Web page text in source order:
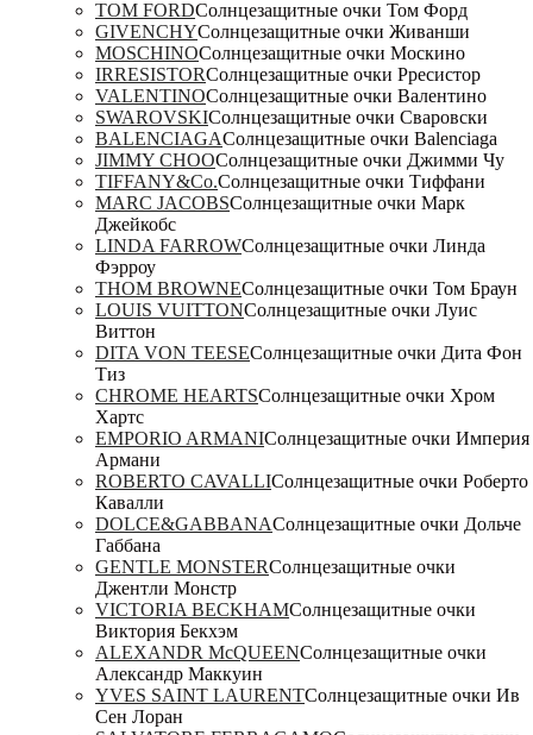
TOM FORDСолнцезащитные очки Том Форд
GIVENCHYСолнцезащитные очки Живанши
MOSCHINOСолнцезащитные очки Москино
IRRESISTORСолнцезащитные очки Рресистор
VALENTINOСолнцезащитные очки Валентино
SWAROVSKIСолнцезащитные очки Сваровски
BALENCIAGAСолнцезащитные очки Balenciaga
JIMMY CHOOСолнцезащитные очки Джимми Чу
TIFFANY&Co.Солнцезащитные очки Тиффани
MARC JACOBSСолнцезащитные очки Марк
Джейкобс
LINDA FARROWСолнцезащитные очки Линда
Фэрроу
THOM BROWNEСолнцезащитные очки Том Браун
LOUIS VUITTONСолнцезащитные очки Луис
Виттон
DITA VON TEESEСолнцезащитные очки Дита Фон
Тиз
CHROME HEARTSСолнцезащитные очки Хром
Хартс
EMPORIO ARMANIСолнцезащитные очки Империя
Армани
ROBERTO CAVALLIСолнцезащитные очки Роберто
Кавалли
DOLCE&GABBANAСолнцезащитные очки Дольче
Габбана
GENTLE MONSTERСолнцезащитные очки
Джентли Монстр
VICTORIA BECKHAMСолнцезащитные очки
Виктория Бекхэм
ALEXANDR McQUEENСолнцезащитные очки
Александр Маккуин
YVES SAINT LAURENTСолнцезащитные очки Ив
Сен Лоран